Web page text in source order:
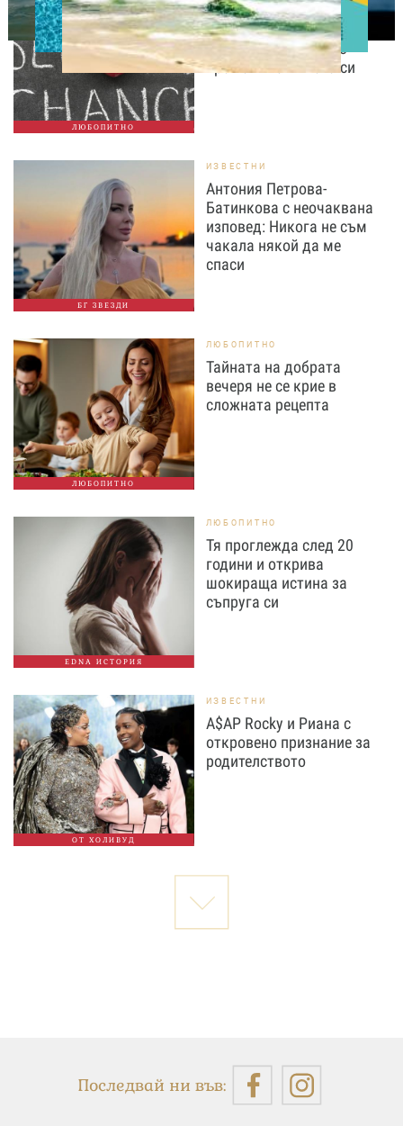
ЛЮБОПИТНО
Август е месецът на
вторите шансове: Защо
точно сега най-често
променяме живота си
БГ ЗВЕЗДИ
ИЗВЕСТНИ
Антония Петрова-
Батинкова с неочаквана
изповед: Никога не съм
чакала някой да ме
спаси
ЛЮБОПИТНО
ЛЮБОПИТНО
Тайната на добрата
вечеря не се крие в
сложната рецепта
EDNA ИСТОРИЯ
ЛЮБОПИТНО
Тя проглежда след 20
години и открива
шокираща истина за
съпруга си
ОТ ХОЛИВУД
ИЗВЕСТНИ
A$AP Rocky и Риана с
откровено признание за
родителството
Последвай ни във: